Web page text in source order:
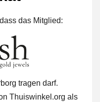
das Mitglied:
tragen darf.
Thuiswinkel.org als